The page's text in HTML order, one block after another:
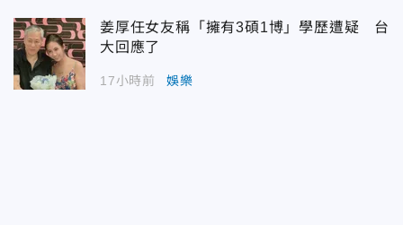
姜厚任女友稱「擁有3碩1博」學歷遭疑 台
大回應了
17小時前 娛樂